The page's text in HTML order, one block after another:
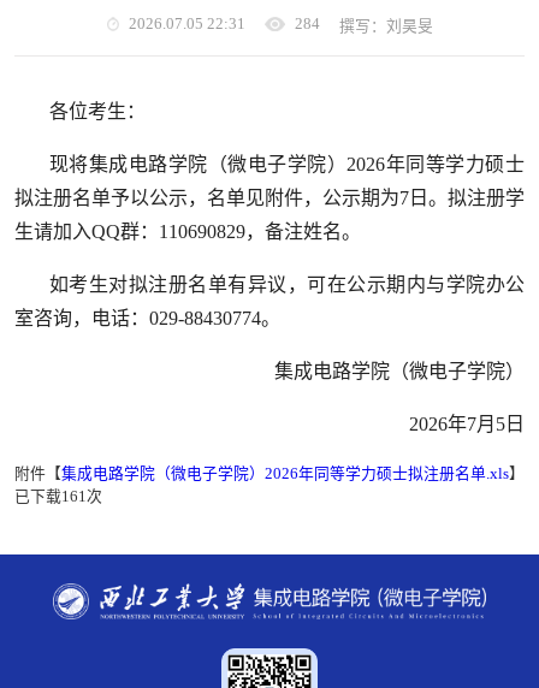
2026.07.05 22:31 284 撰写：刘昊旻
各位考生：
现将集成电路学院（微电子学院）2026年同等学力硕士
拟注册名单予以公示，名单见附件，公示期为7日。拟注册学
生请加入QQ群：110690829，备注姓名。
如考生对拟注册名单有异议，可在公示期内与学院办公
室咨询，电话：029-88430774。
集成电路学院（微电子学院）
2026年7月5日
附件【集成电路学院（微电子学院）2026年同等学力硕士拟注册名单.xls】
已下载161 次